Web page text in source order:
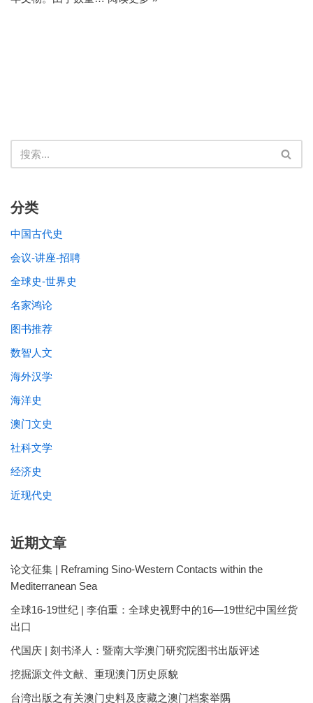
分类
中国古代史
会议-讲座-招聘
全球史-世界史
名家鸿论
图书推荐
数智人文
海外汉学
海洋史
澳门文史
社科文学
经济史
近现代史
近期文章
论文征集 | Reframing Sino-Western Contacts within the
Mediterranean Sea
全球16-19世纪 | 李伯重：全球史视野中的16—19世纪中国丝货
出口
代国庆 | 刻书泽人：暨南大学澳门研究院图书出版评述
挖掘源文件文献、重现澳门历史原貌
台湾出版之有关澳门史料及庋藏之澳门档案举隅